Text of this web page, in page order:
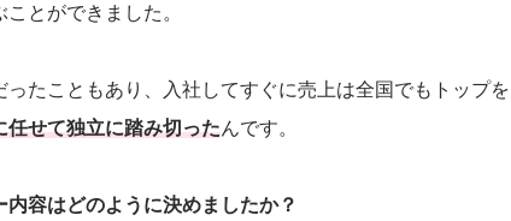
とができました。
たこともあり、入社してすぐに売上は全国でもトップを
任せて独立に踏み切ったんです。
容はどのように決めましたか？